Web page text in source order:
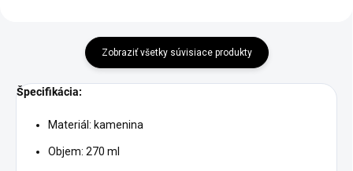
Zobraziť všetky súvisiace produkty
Špecifikácia:
Materiál: kamenina
Objem: 270 ml